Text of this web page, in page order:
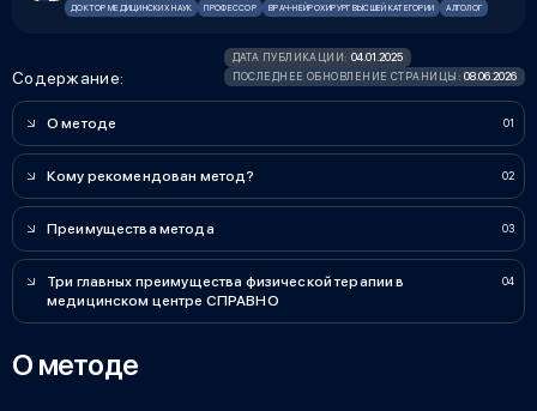
ДОКТОР МЕДИЦИНСКИХ НАУК ПРОФЕССОР ВРАЧ-НЕЙРОХИРУРГ ВЫСШЕЙ КАТЕГОРИИ АЛГОЛОГ
Содержание:
ДАТА ПУБЛИКАЦИИ: 04.01.2025
ПОСЛЕДНЕЕ ОБНОВЛЕНИЕ СТРАНИЦЫ: 08.06.2026
О методе
Кому рекомендован метод?
Преимущества метода
Три главных преимущества физической терапии в
медицинском центре СПРАВНО
О методе